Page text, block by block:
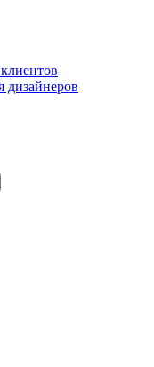
дизайнеров